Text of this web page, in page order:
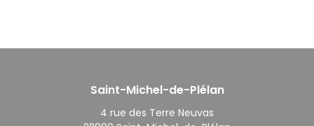
Saint-Michel-de-Plélan
4 rue des Terre Neuvas